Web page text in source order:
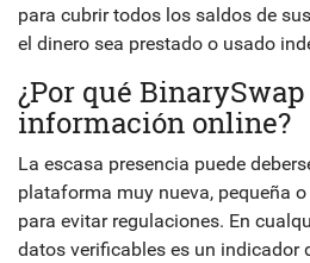
para cubrir todos los saldos de
el dinero sea prestado o usado
¿Por qué
información online?
La escasa presencia puede
plataforma muy nueva, pequeña
para evitar regulaciones. En
datos verificables es un indicador